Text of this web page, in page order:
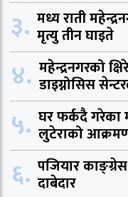
३. मध्य राती
मृत्यु तीन घाइते
४. महेन्द्रनगरको
डाइग्नोसिस
५. घर फर्कदै गरेका
लुटेराको
६. पजियार
दाबेदार